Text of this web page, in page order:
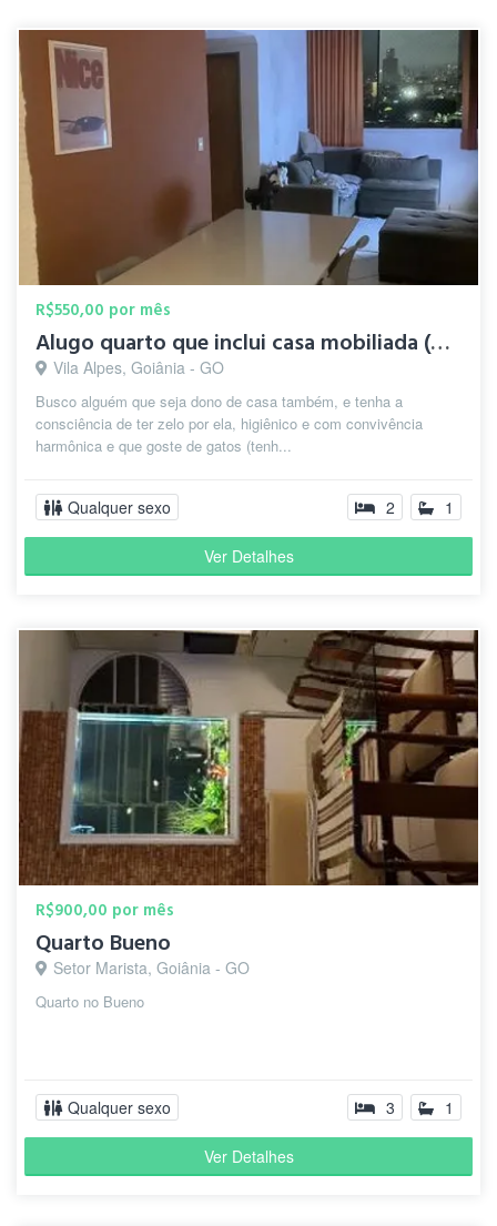
R$550,00 por mês
Alugo quarto que inclui casa mobiliada (melhor $ na região)
Vila Alpes, Goiânia - GO
Busco alguém que seja dono de casa também, e tenha a
consciência de ter zelo por ela, higiênico e com convivência
harmônica e que goste de gatos (tenh...
Qualquer sexo 2 1
Ver Detalhes
R$900,00 por mês
Quarto Bueno
Setor Marista, Goiânia - GO
Quarto no Bueno
Qualquer sexo 3 1
Ver Detalhes